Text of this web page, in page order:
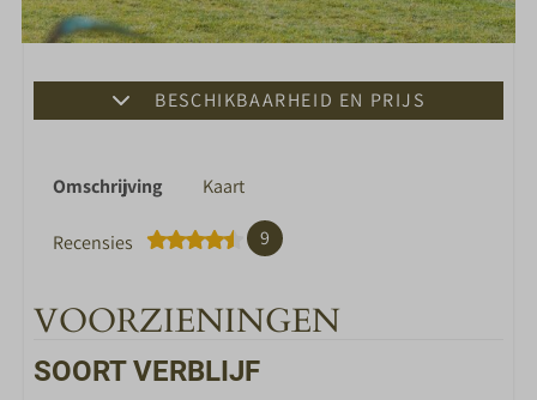
BESCHIKBAARHEID EN PRIJS
Omschrijving Kaart
Recensies 9
VOORZIENINGEN
SOORT VERBLIJF